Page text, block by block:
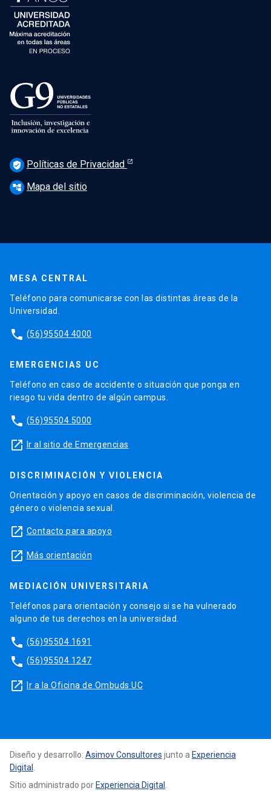
verified_user Políticas de Privacidad
account_tree Mapa del sitio
MESA CENTRAL
Teléfono para comunicarse con las distintas áreas de la
Universidad.
phone (56)95504 4000
EMERGENCIAS UC
Teléfono en caso de accidente o situación que ponga en
riesgo tu vida dentro de algún campus.
phone (56)95504 5000
launch Ir al sitio de Emergencias
DISCRIMINACIÓN Y VIOLENCIA
Orientación y apoyo en casos de discriminación, violencia de
género o violencia sexual.
launch Contacto para apoyo
launch Más orientación
MEDIACIÓN UNIVERSITARIA
Teléfonos para orientación y consejo si se ha vulnerado
alguno de tus derechos en la universidad.
phone (56)95504 1691
phone (56)95504 1247
launch Ir a la Oficina de Ombuds UC
Diseño y desarrollo: Asimov Consultores junto a Experiencia
Digital
Sitio administrado porExperiencia Digital